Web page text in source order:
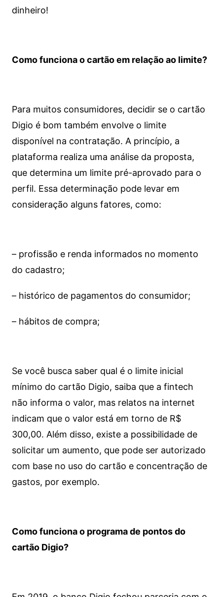
dinheiro!
Como funciona o cartão em relação ao limite?
Para muitos consumidores, decidir se o cartão
Digio é bom também envolve o limite
disponível na contratação. A princípio, a
plataforma realiza uma análise da proposta,
que determina um limite pré-aprovado para o
perfil. Essa determinação pode levar em
consideração alguns fatores, como:
– profissão e renda informados no momento
do cadastro;
– histórico de pagamentos do consumidor;
– hábitos de compra;
Se você busca saber qual é o limite inicial
mínimo do cartão Digio, saiba que a fintech
não informa o valor, mas relatos na internet
indicam que o valor está em torno de R$
300,00. Além disso, existe a possibilidade de
solicitar um aumento, que pode ser autorizado
com base no uso do cartão e concentração de
gastos, por exemplo.
Como funciona o programa de pontos do
cartão Digio?